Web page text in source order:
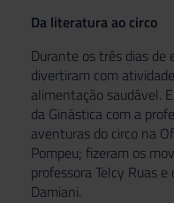
Da literatura ao circo
Durante os três dias de
divertiram com
alimentação saudável.
da Ginástica com a
aventuras do circo na
Pompeu; fizeram os
professora Telcy Ruas
Damiani.